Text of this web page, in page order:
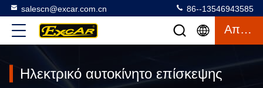
salescn@excar.com.cn 86--13546943585
Απόσπασμα
Ηλεκτρικό αυτοκίνητο επίσκεψης